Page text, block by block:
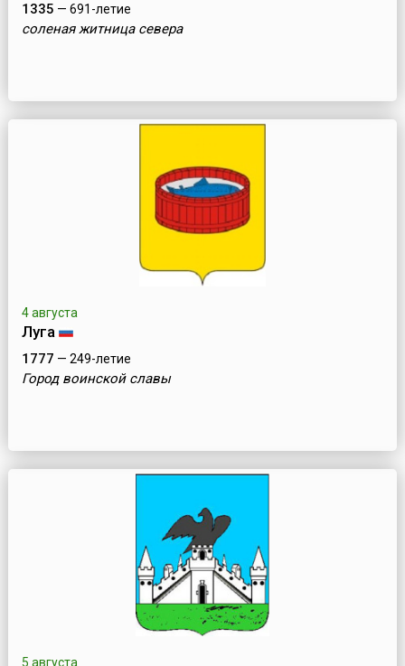
1335 — 691-летие
соленая житница севера
4 августа
Луга
1777 — 249-летие
Город воинской славы
5 августа